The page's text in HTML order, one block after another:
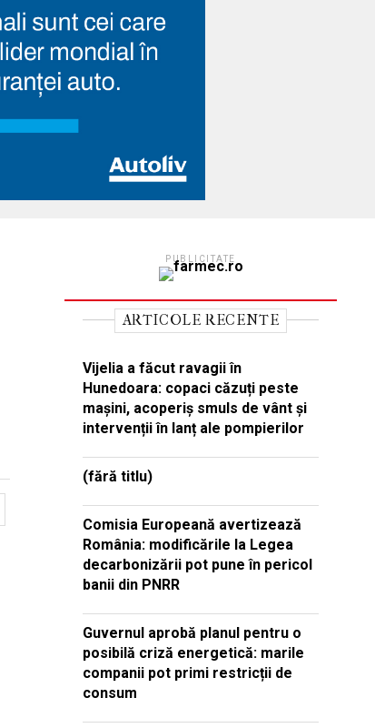
PUBLICITATE
ARTICOLE RECENTE
Vijelia a făcut ravagii în
Hunedoara: copaci căzuți peste
mașini, acoperiș smuls de vânt și
intervenții în lanț ale pompierilor
(fără titlu)
Comisia Europeană avertizează
România: modificările la Legea
decarbonizării pot pune în pericol
banii din PNRR
Guvernul aprobă planul pentru o
posibilă criză energetică: marile
companii pot primi restricții de
consum